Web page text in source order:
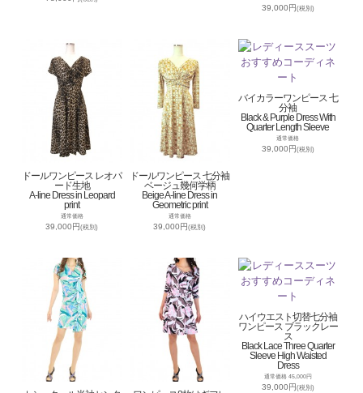
39,000円(税別)
ドールワンピース レオパ
ード生地
A-line Dress in Leopard
print
通常価格
39,000円(税別)
ドールワンピース 七分袖
ベージュ幾何学柄
Beige A-line Dress in
Geometric print
通常価格
39,000円(税別)
バイカラーワンピース 七
分袖
Black & Purple Dress With
Quarter Length Sleeve
通常価格
39,000円(税別)
ハイウエスト切替七分袖
ワンピース ブラックレー
ス
Black Lace Three Quarter
Sleeve High Waisted
Dress
通常価格 45,000円
39,000円(税別)